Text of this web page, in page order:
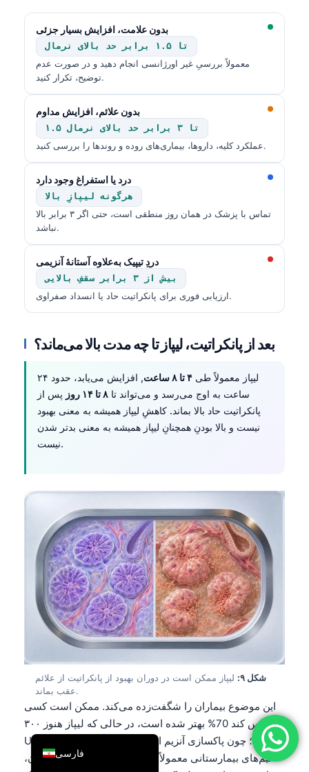
بدون علامت، افزایش بسیار جزئی
تا ۱.۵ برابر حد بالای نرمال
معمولاً بررسیِ غیر اورژانسی انجام دهید و در صورت عدم
توضیح، تکرار کنید.
بدون علائم، افزایشِ مداوم
۱.۵ تا ۳ برابر حد بالای نرمال
عملکرد کلیه، داروها، بیماری‌های روده و روندها را بررسی کنید.
درد یا استفراغ وجود دارد
هرگونه لیپازِ بالا
تماس با پزشک در همان روز منطقی است، حتی اگر ۳ برابر بالا
نباشد.
دردِ تیپیک به‌علاوه آستانهٔ آنزیمی
بیش از ۳ برابر سقفِ بالایی
ارزیابی فوری برای پانکراتیت حاد یا انسداد صفراوی.
بعد از پانکراتیت، لیپاز تا چه مدت بالا می‌ماند؟
لیپاز معمولاً طی ۴ تا ۸ ساعت
, افزایش می‌یابد، حدود ۲۴
ساعت به اوج می‌رسد و می‌تواند تا ۸ تا ۱۴ روز
پس از
پانکراتیت حاد بالا بماند. کاهشِ لیپاز همیشه به معنی بهبود
نیست و بالا بودنِ همچنانِ لیپاز همیشه به معنی بدتر شدن
نیست.
شکل ۹:
لیپاز ممکن است در دوران بهبود از پانکراتیت از علائم
عقب بماند.
این موضوع بیماران را شگفت‌زده می‌کند. ممکن است کسی
احساس کند 70% بهتر شده است، در حالی که لیپاز هنوز ۳۰۰
U/L است؛ چون پاکسازی آنزیم از روند بالینی عقب می‌ماند.
تیم‌های بیمارستانی معمولاً درد، تب، وضعیت هیدراتاسیون،
فارسی
English
Deutsch
العربية
Français
עִבְרִית
Italiano
Español
Português
Ελληνικά
Türkçe
Dansk
Nederlands
Հայերեն
Српски језик
Svenska
Azərbaycan dili
Eesti
日本語
Čeština
ქართული
Русский
Lietuvių kalba
Polski
한국어
Slovenščina